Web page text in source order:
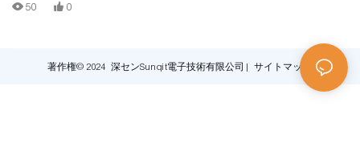
50 0
著作権© 2024 深センSunqit電子技術有限公司 | サイトマップ